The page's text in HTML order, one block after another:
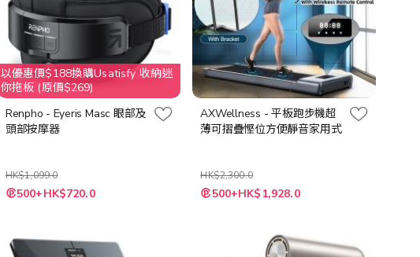
以優惠價$188換購Usatisfy 收納迷
你拖板 (原價$269)
Renpho - Eyeris Masc 眼部及
頭部按摩器
HK$1,099.0
特
殊 500+HK$720.0
AXWellness - 平板跑步機超
薄可摺疊慳位方便靜音家用式
HK$2,300.0
特
殊 500+HK$1,928.0